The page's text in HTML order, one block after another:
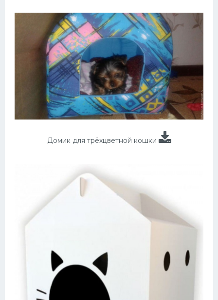
Домик для трёхцветной кошки